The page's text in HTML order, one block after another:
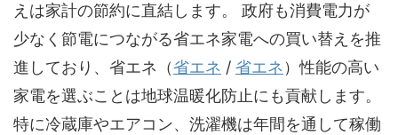
えは家計の節約に直結します。 政府も消費電力が
少なく節電につながる省エネ家電への買い替えを推
進しており、 省エネ（省エネ / 省エネ ）性能の高い
家電を選ぶことは地球温暖化防止にも貢献します。
特に冷蔵庫やエアコン、洗濯機は年間を通して稼働